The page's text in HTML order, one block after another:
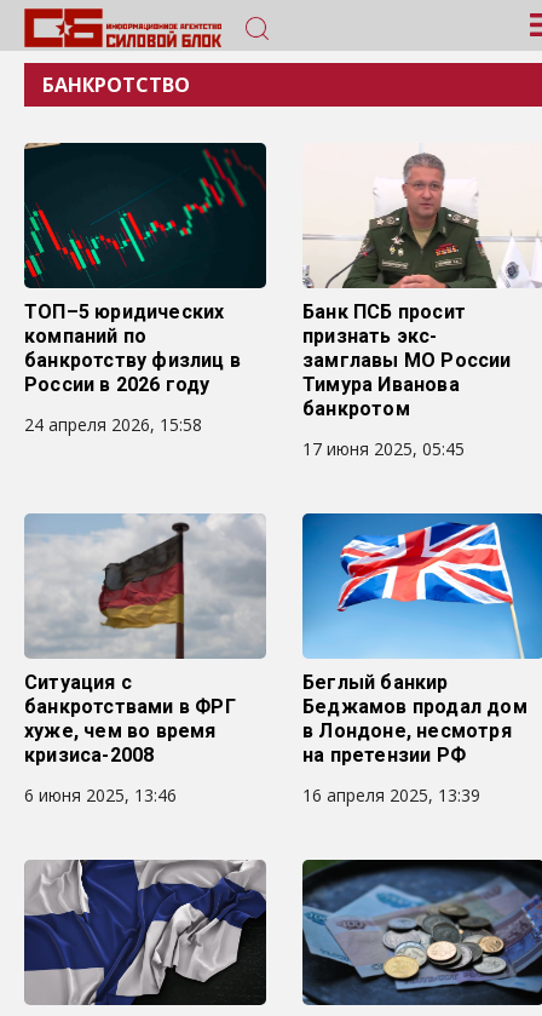
БАНКРОТСТВО
ТОП–5 юридических
компаний по
банкротству физлиц в
России в 2026 году
24 апреля 2026, 15:58
Банк ПСБ просит
признать экс-
замглавы МО России
Тимура Иванова
банкротом
17 июня 2025, 05:45
Ситуация с
банкротствами в ФРГ
хуже, чем во время
кризиса-2008
6 июня 2025, 13:46
Беглый банкир
Беджамов продал дом
в Лондоне, несмотря
на претензии РФ
16 апреля 2025, 13:39